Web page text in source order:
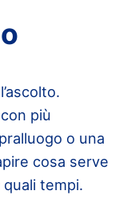
più
o una
cosa serve
tempi.